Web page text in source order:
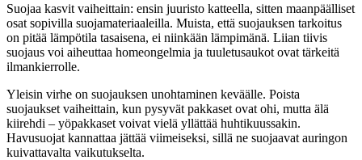
Suojaa kasvit vaiheittain: ensin juuristo katteella, sitten maanpäälliset
osat sopivilla suojamateriaaleilla. Muista, että suojauksen tarkoitus
on pitää lämpötila tasaisena, ei niinkään lämpimänä. Liian tiivis
suojaus voi aiheuttaa homeongelmia ja tuuletusaukot ovat tärkeitä
ilmankierrolle.
Yleisin virhe on suojauksen unohtaminen keväälle. Poista
suojaukset vaiheittain, kun pysyvät pakkaset ovat ohi, mutta älä
kiirehdi – yöpakkaset voivat vielä yllättää huhtikuussakin.
Havusuojat kannattaa jättää viimeiseksi, sillä ne suojaavat auringon
kuivattavalta vaikutukselta.